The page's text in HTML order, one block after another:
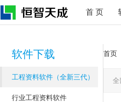
首 页
软件下载
工程资料软件（全新三代）
行业工程资料软件
首页
全